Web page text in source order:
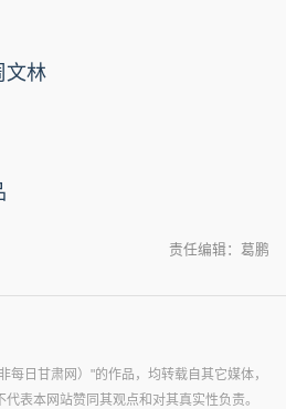
文林
责任编辑：葛鹏
每日甘肃网）"的作品，均转载自其它媒体，
表本网站赞同其观点和对其真实性负责。